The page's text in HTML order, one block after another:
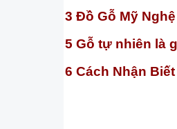
3 Đồ Gỗ Mỹ
5 Gỗ tự nhiên là
6 Cách Nhận